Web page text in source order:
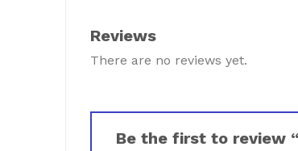
Reviews
There are no reviews yet.
Be the first to review